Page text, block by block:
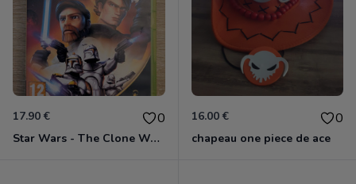
17.90 € 0
Star Wars - The Clone Wars - Les Héros De La République Xbox 360
16.00 € 0
chapeau one piece de ace